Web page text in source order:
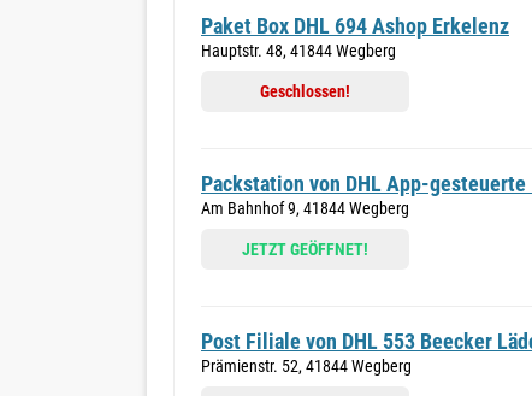
Paket Box DHL 694 Ashop Erkelenz
Hauptstr. 48, 41844 Wegberg
Geschlossen!
Packstation von DHL App-
Am Bahnhof 9, 41844 Wegberg
JETZT GEÖFFNET!
Post Filiale von DHL 553 Beecker
Prämienstr. 52, 41844 Wegberg